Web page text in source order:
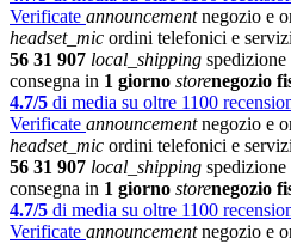
Verificate announcementnegozio e
headset_mic ordini telefonici e
56 31 907 local_shipping spedizione
consegna in 1 giorno storenegozio
4.7/5 di media su oltre 1100
Verificate announcementnegozio e
headset_mic ordini telefonici e
56 31 907 local_shipping spedizione
consegna in 1 giorno storenegozio
4.7/5 di media su oltre 1100
Verificate announcementnegozio e